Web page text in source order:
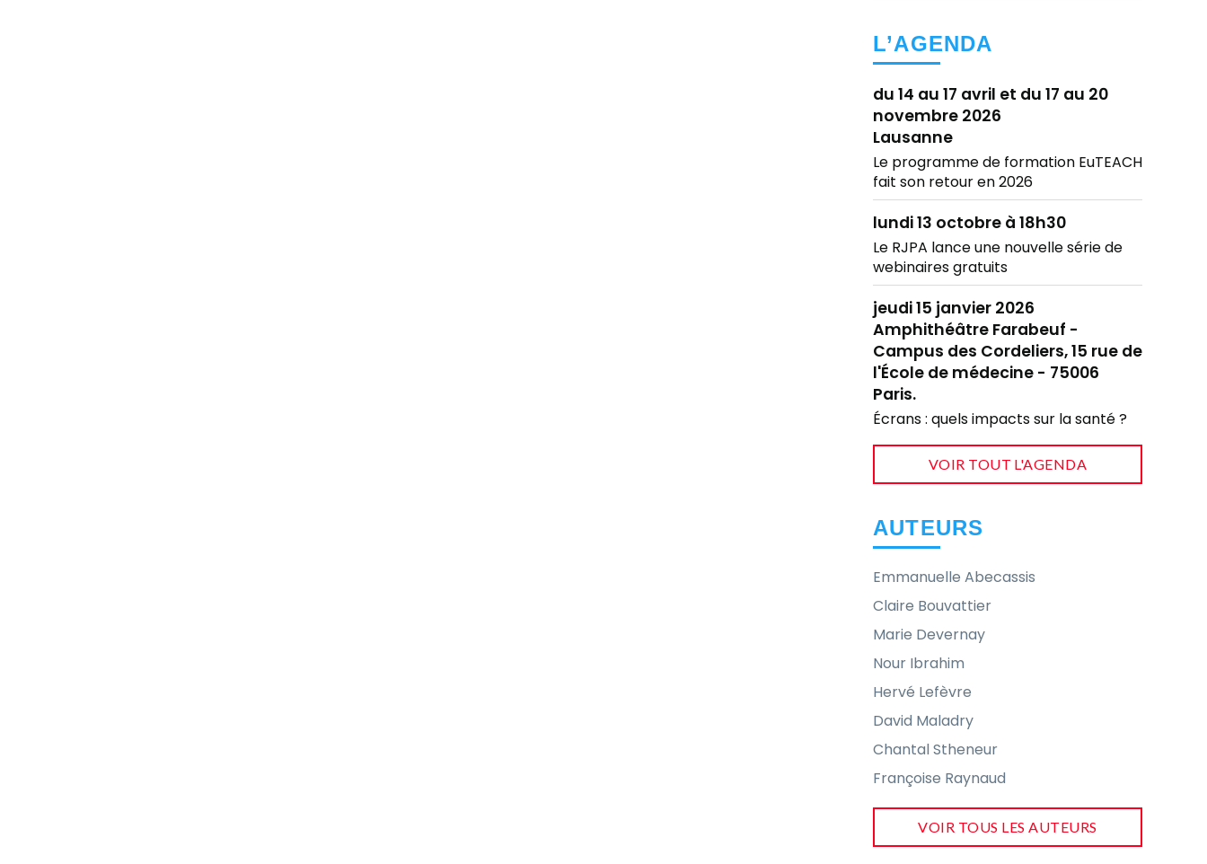
L’AGENDA
du 14 au 17 avril et du 17 au 20
novembre 2026
Lausanne
Le programme de formation EuTEACH
fait son retour en 2026
lundi 13 octobre à 18h30
Le RJPA lance une nouvelle série de
webinaires gratuits
jeudi 15 janvier 2026
Amphithéâtre Farabeuf -
Campus des Cordeliers, 15 rue de
l'École de médecine - 75006
Paris.
Écrans : quels impacts sur la santé ?
VOIR TOUT L'AGENDA
AUTEURS
Emmanuelle Abecassis
Claire Bouvattier
Marie Devernay
Nour Ibrahim
Hervé Lefèvre
David Maladry
Chantal Stheneur
Françoise Raynaud
VOIR TOUS LES AUTEURS